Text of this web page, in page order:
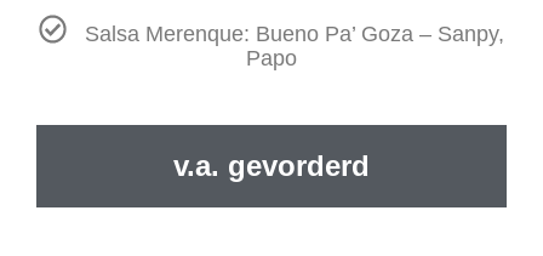
Salsa Merenque: Bueno Pa’ Goza – Sanpy,
Papo
v.a. gevorderd